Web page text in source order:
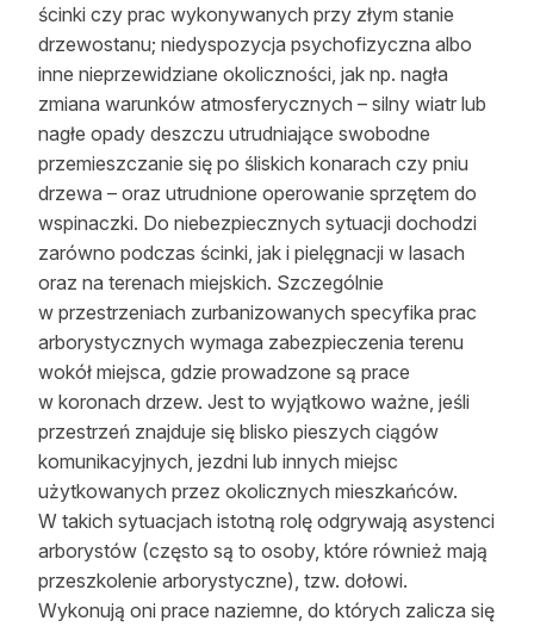
ścinki czy prac wykonywanych przy złym stanie
drzewostanu; niedyspozycja psychofizyczna albo
inne nieprzewidziane okoliczności, jak np. nagła
zmiana warunków atmosferycznych – silny wiatr lub
nagłe opady deszczu utrudniające swobodne
przemieszczanie się po śliskich konarach czy pniu
drzewa – oraz utrudnione operowanie sprzętem do
wspinaczki. Do niebezpiecznych sytuacji dochodzi
zarówno podczas ścinki, jak i pielęgnacji w lasach
oraz na terenach miejskich. Szczególnie
w przestrzeniach zurbanizowanych specyfika prac
arborystycznych wymaga zabezpieczenia terenu
wokół miejsca, gdzie prowadzone są prace
w koronach drzew. Jest to wyjątkowo ważne, jeśli
przestrzeń znajduje się blisko pieszych ciągów
komunikacyjnych, jezdni lub innych miejsc
użytkowanych przez okolicznych mieszkańców.
W takich sytuacjach istotną rolę odgrywają asystenci
arborystów (często są to osoby, które również mają
przeszkolenie arborystyczne), tzw. dołowi.
Wykonują oni prace naziemne, do których zalicza się